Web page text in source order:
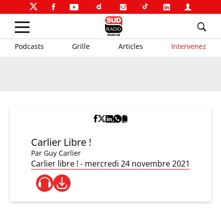
Podcasts Grille Articles Intervenez
Carlier Libre !
Par Guy Carlier
Carlier libre ! - mercredi 24 novembre 2021